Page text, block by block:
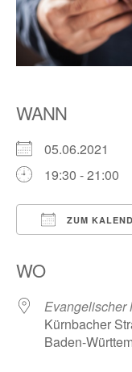
WANN
05.06.2021
19:30 - 21:00
ZUM
WO
Evangelischer
Kürnbacher
Baden-